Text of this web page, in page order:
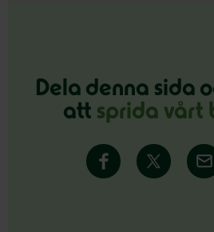
Dela denna sida
att sprida vårt